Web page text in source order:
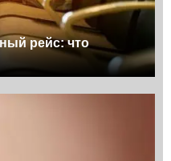
рейс: что